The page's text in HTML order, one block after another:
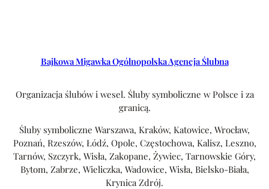
Bajkowa Migawka Ogólnopolska Agencja Ślubna
Organizacja ślubów i wesel. Śluby symboliczne w Polsce i za
granicą.
Śluby symboliczne Warszawa, Kraków, Katowice, Wrocław,
Poznań, Rzeszów, Łódź, Opole, Częstochowa, Kalisz, Leszno,
Tarnów, Szczyrk, Wisła, Zakopane, Żywiec, Tarnowskie Góry,
Bytom, Zabrze, Wieliczka, Wadowice, Wisła, Bielsko-Biała,
Krynica Zdrój.